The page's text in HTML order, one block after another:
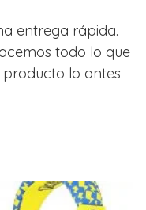
entrega rápida.
todo lo que
lo antes